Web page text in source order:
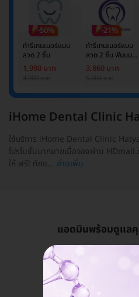
-50%
ทำรีเทนเนอร์แบบ
ลวด 2 ชิ้น
1,990 บาท
-21%
ทำรีเทนเนอร์แบบ
ลวด 2 ชิ้น ฟันบน
และล่าง
3,860 บาท
iHome Dental Clinic
ใช้บริการ iHome Dental Clinic
โปรโมชั่นมากมายเมื่อจองผ่าน
ให้ ฟรี! ทักแ... อ่านเพิ่ม
แอดมินพร้อมดูแล